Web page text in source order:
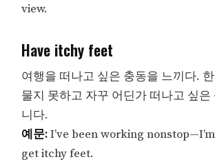
view.
Have itchy feet
여행을 떠나고 싶은 충동을 느끼다.
물지 못하고 자꾸 어딘가 떠나고 싶
니다.
예문:I’ve been working
get itchy feet.